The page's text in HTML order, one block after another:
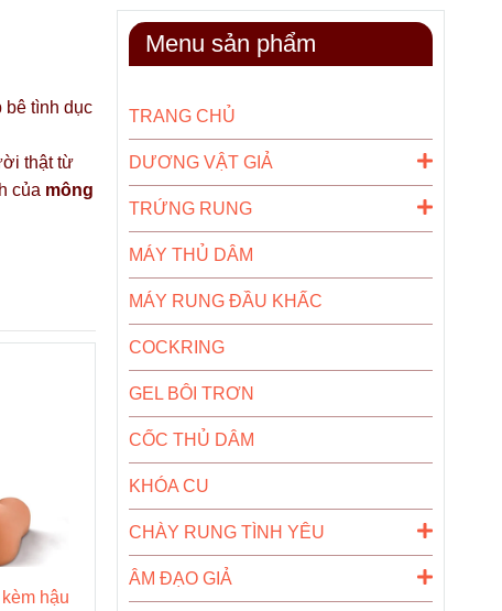
bê tình dục
thật từ
của mông
hậu
Menu sản phẩm
TRANG CHỦ
DƯƠNG VẬT GIẢ
TRỨNG RUNG
MÁY THỦ DÂM
MÁY RUNG ĐẦU KHẤC
COCKRING
GEL BÔI TRƠN
CỐC THỦ DÂM
KHÓA CU
CHÀY RUNG TÌNH YÊU
ÂM ĐẠO GIẢ